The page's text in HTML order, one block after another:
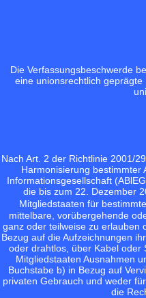
Die Verfassungsbeschwerde
eine unionsrechtlich
Nach Art. 2 der Richtlinie 2001/
Harmonisierung bestimmter
Informationsgesellschaft
die bis zum 22. Dezember
Mitgliedstaaten für
mittelbare, vorübergehende
ganz oder teilweise zu erlauben
Bezug auf die Aufzeichnungen
oder drahtlos, über Kabel oder
Mitgliedstaaten Ausnahmen
Buchstabe b) in Bezug auf
privaten Gebrauch und weder
die